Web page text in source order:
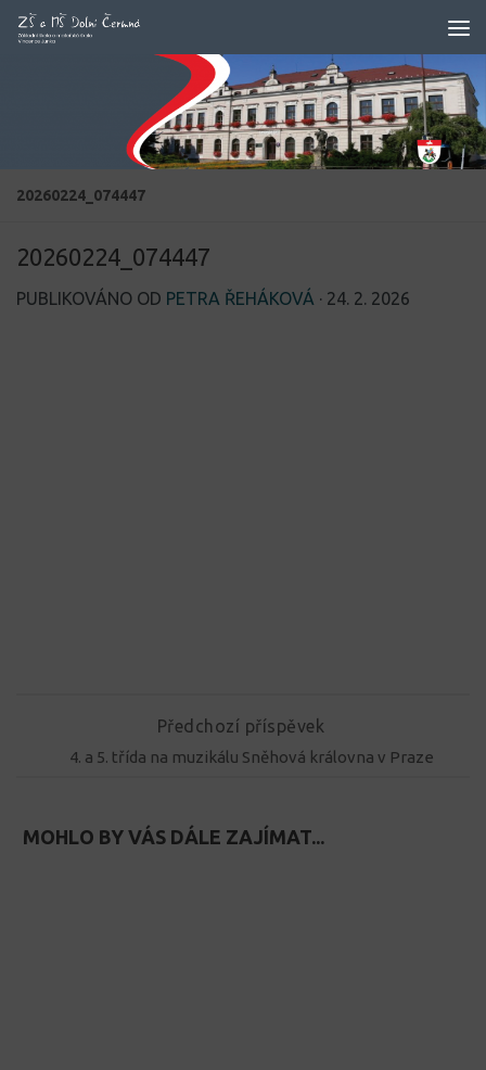
Skip to content
20260224_074447
20260224_074447
PUBLIKOVÁNO OD PETRA ŘEHÁKOVÁ · 24. 2. 2026
Předchozí příspěvek
4. a 5. třída na muzikálu Sněhová královna v Praze
MOHLO BY VÁS DÁLE ZAJÍMAT...